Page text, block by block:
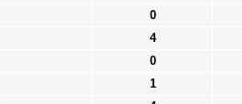
0
4
0
1